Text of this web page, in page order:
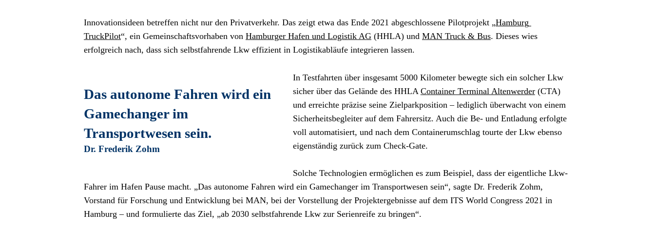
Innovationsideen betreffen nicht nur den Privatverkehr. Das zeigt etwa das Ende 2021 abgeschlossene Pilotprojekt „Hamburg
TruckPilot“, ein Gemeinschaftsvorhaben von Hamburger Hafen und Logistik AG (HHLA) und MAN Truck & Bus. Dieses wies
erfolgreich nach, dass sich selbstfahrende Lkw effizient in Logistikabläufe integrieren lassen.
Das autonome Fahren wird ein
Gamechanger im
Transportwesen sein.
Dr. Frederik Zohm
In Testfahrten über insgesamt 5000 Kilometer bewegte sich ein solcher Lkw
sicher über das Gelände des HHLA Container Terminal Altenwerder (CTA)
und erreichte präzise seine Zielparkposition – lediglich überwacht von einem
Sicherheitsbegleiter auf dem Fahrersitz. Auch die Be- und Entladung erfolgte
voll automatisiert, und nach dem Containerumschlag tourte der Lkw ebenso
eigenständig zurück zum Check-Gate.
Solche Technologien ermöglichen es zum Beispiel, dass der eigentliche Lkw-
Fahrer im Hafen Pause macht. „Das autonome Fahren wird ein Gamechanger im Transportwesen sein“, sagte Dr. Frederik Zohm,
Vorstand für Forschung und Entwicklung bei MAN, bei der Vorstellung der Projektergebnisse auf dem ITS World Congress 2021 in
Hamburg – und formulierte das Ziel, „ab 2030 selbstfahrende Lkw zur Serienreife zu bringen“.